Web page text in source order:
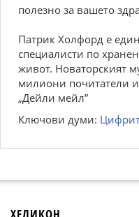
полезно за вашето
Патрик Холфорд е
специалисти по
живот. Новаторският
милиони почитатели
„Дейли мейл”
Ключови думи: